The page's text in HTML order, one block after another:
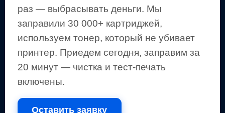
раз — выбрасывать деньги. Мы
заправили 30 000+ картриджей,
используем тонер, который не убивает
принтер. Приедем сегодня, заправим за
20 минут — чистка и тест-печать
включены.
Оставить заявку